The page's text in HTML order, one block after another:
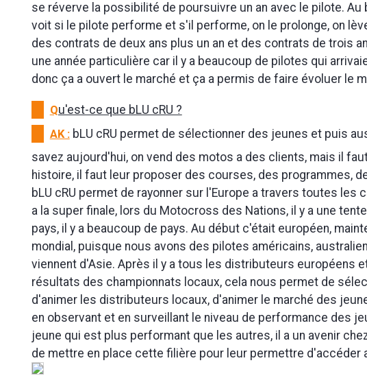
se réverve la possibilité de poursuivre un an avec le pilote. Au
voit si le pilote performe et s'il performe, on le prolonge, on
des contrats de deux ans plus un an et des contrats de trois
une année particulière car il y a beaucoup de pilotes qui
donc ça a ouvert le marché et ça a permis de faire évoluer le
Qu'est-ce que bLU cRU ?
AK :bLU cRU permet de sélectionner des jeunes et puis
savez aujourd'hui, on vend des motos a des clients, mais il
histoire, il faut leur proposer des courses, des programmes,
bLU cRU permet de rayonner sur l'Europe a travers toutes les
a la super finale, lors du Motocross des Nations, il y a une
pays, il y a beaucoup de pays. Au début c'était européen,
mondial, puisque nous avons des pilotes américains,
viennent d'Asie. Après il y a tous les distributeurs européens
résultats des championnats locaux, cela nous permet de
d'animer les distributeurs locaux, d'animer le marché des
en observant et en surveillant le niveau de performance des
jeune qui est plus performant que les autres, il a un avenir
de mettre en place cette filière pour leur permettre d'accéder